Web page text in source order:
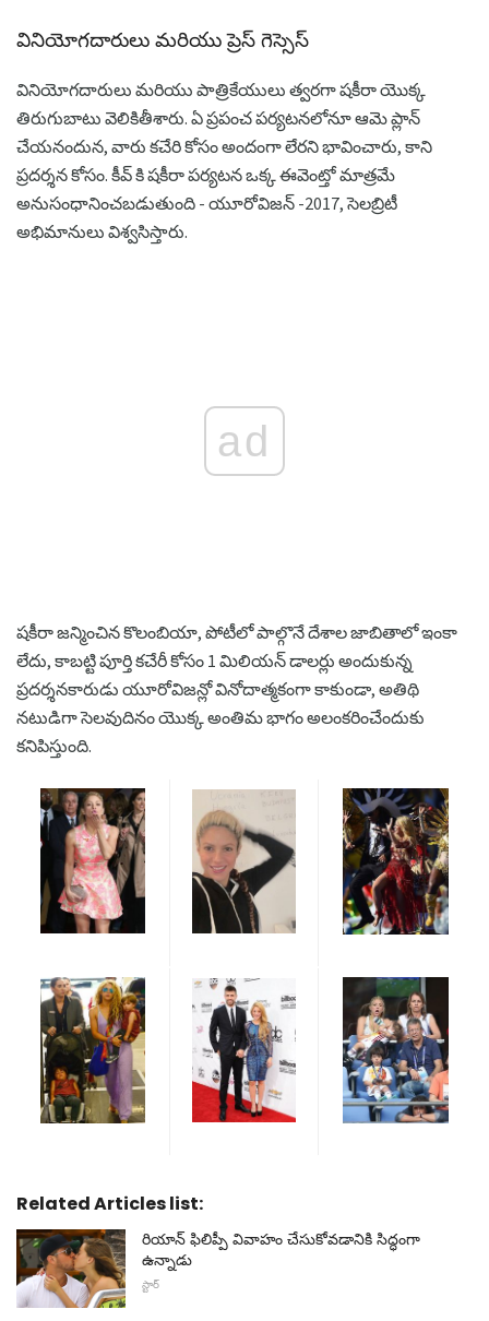
వినియోగదారులు మరియు ప్రెస్ గెస్సెస్
వినియోగదారులు మరియు పాత్రికేయులు త్వరగా షకీరా యొక్క
తిరుగుబాటు వెలికితీశారు. ఏ ప్రపంచ పర్యటనలోనూ ఆమె ప్లాన్
చేయనందున, వారు కచేరి కోసం అందంగా లేరని భావించారు, కాని
ప్రదర్శన కోసం. కీవ్ కి షకీరా పర్యటన ఒక్క ఈవెంట్తో మాత్రమే
అనుసంధానించబడుతుంది - యూరోవిజన్ -2017, సెలబ్రిటీ
అభిమానులు విశ్వసిస్తారు.
ad
షకీరా జన్మించిన కొలంబియా, పోటీలో పాల్గొనే దేశాల జాబితాలో ఇంకా
లేదు, కాబట్టి పూర్తి కచేరీ కోసం 1 మిలియన్ డాలర్లు అందుకున్న
ప్రదర్శనకారుడు యూరోవిజన్లో వినోదాత్మకంగా కాకుండా, అతిథి
నటుడిగా సెలవుదినం యొక్క అంతిమ భాగం అలంకరించేందుకు
కనిపిస్తుంది.
Related Articles list:
రియాన్ ఫిలిప్పీ వివాహం చేసుకోవడానికి సిద్ధంగా
ఉన్నాడు
స్టార్